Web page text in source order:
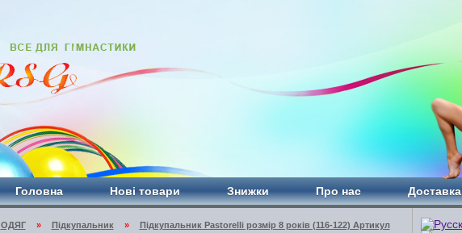
Головна Нові товари Знижки Про нас Доставка
ОДЯГ » Підкупальник » Підкупальник Pastorelli розмір 8 років (116-122) Артикул